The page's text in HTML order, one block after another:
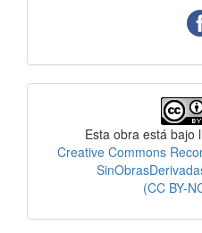
Esta obra está bajo
Creative Commons
(CC BY-